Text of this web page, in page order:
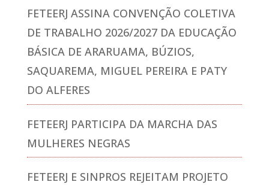
FETEERJ ASSINA CONVENÇÃO COLETIVA
DE TRABALHO 2026/2027 DA EDUCAÇÃO
BÁSICA DE ARARUAMA, BÚZIOS,
SAQUAREMA, MIGUEL PEREIRA E PATY
DO ALFERES
FETEERJ PARTICIPA DA MARCHA DAS
MULHERES NEGRAS
FETEERJ E SINPROS REJEITAM PROJETO